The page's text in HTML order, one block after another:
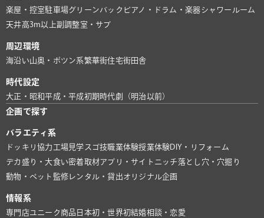
楽屋・控室駐車場グリーンバック ピアノ・ドラム・楽器シャワールーム
天井高3m以上副調整室・サブ
周辺環境
海沿い山奥・ポツン系繁華街住宅街田舎
時代設定
大正・昭和平成・平成初期時代劇（明治以前）
企画で探す
バラエティ系
ドッキリ協力 工場見学 スゴ技職業体験授業体験DIY・リフォーム
デカ盛り・大食い密着取材アプリ・サイト ニッチ落とし穴・穴掘り
動物・ペット 監修レンタル・貸出オリジナル企画
情報系
専門店ユニーク商品 日本初・世界初結婚相談・恋愛